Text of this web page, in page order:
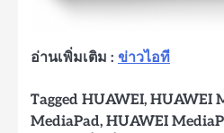
อ่านเพิ่มเติม : ข่าวไอที
Tagged HUAWEI, HUAWEI
MediaPad, HUAWEI